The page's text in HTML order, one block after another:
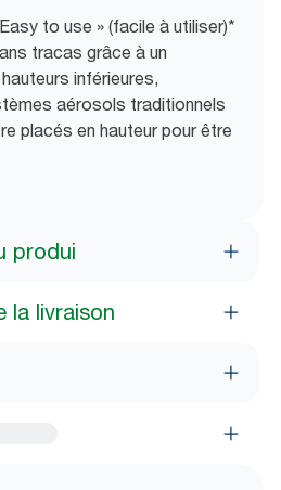
to use » (facile à utiliser)*
tracas grâce à un
inférieures,
aérosols traditionnels
placés en hauteur pour être
produi
la livraison